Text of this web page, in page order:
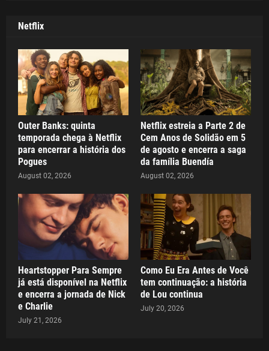
Netflix
Outer Banks: quinta
temporada chega à Netflix
para encerrar a história dos
Pogues
August 02, 2026
Netflix estreia a Parte 2 de
Cem Anos de Solidão em 5
de agosto e encerra a saga
da família Buendía
August 02, 2026
Heartstopper Para Sempre
já está disponível na Netflix
e encerra a jornada de Nick
e Charlie
July 21, 2026
Como Eu Era Antes de Você
tem continuação: a história
de Lou continua
July 20, 2026